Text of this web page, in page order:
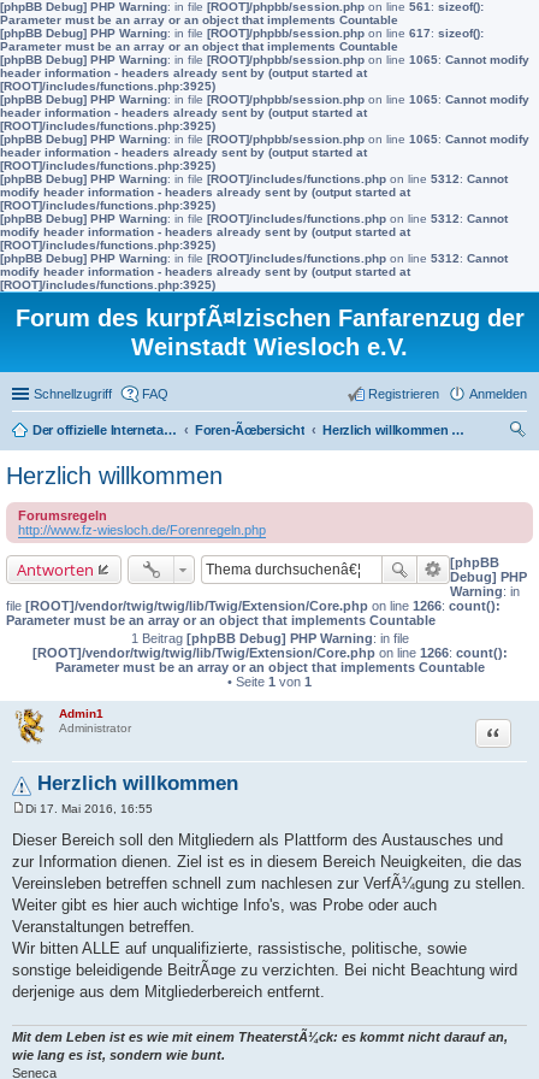
[phpBB Debug] PHP Warning: in file [ROOT]/phpbb/session.php on line 561 : sizeof():
Parameter must be an array or an object that implements Countable
[phpBB Debug] PHP Warning: in file [ROOT]/phpbb/session.php on line 617: sizeof():
Parameter must be an array or an object that implements Countable
[phpBB Debug] PHP Warning: in file [ROOT]/phpbb/session.php on line 1065: Cannot modify
header information - headers already sent by (output started at
[ROOT]/includes/functions.php:3925)
[phpBB Debug] PHP Warning: in file [ROOT]/phpbb/session.php on line 1065: Cannot modify
header information - headers already sent by (output started at
[ROOT]/includes/functions.php:3925)
[phpBB Debug] PHP Warning: in file [ROOT]/phpbb/session.php on line 1065: Cannot modify
header information - headers already sent by (output started at
[ROOT]/includes/functions.php:3925)
[phpBB Debug] PHP Warning: in file [ROOT]/includes/functions.php on line 5312: Cannot
modify header information - headers already sent by (output started at
[ROOT]/includes/functions.php:3925)
[phpBB Debug] PHP Warning: in file [ROOT]/includes/functions.php on line 5312: Cannot
modify header information - headers already sent by (output started at
[ROOT]/includes/functions.php:3925)
[phpBB Debug] PHP Warning: in file [ROOT]/includes/functions.php on line 5312: Cannot
modify header information - headers already sent by (output started at
[ROOT]/includes/functions.php:3925)
Forum des kurpfÃ¤lzischen Fanfarenzug der
Weinstadt Wiesloch e.V.
Schnellzugriff FAQ Anmelden
Registrieren
Der offizielle Internetauftritt des Fanfarenzugs Wiesloch Foren-Ãœbersicht
Herzlich willkommen zum neuen Interna-Bereich des FZ Wiesloch
Herzlich willkommen
Forumsregeln
http://www.fz-wiesloch.de/Forenregeln.php
Antworten
[phpBB
Debug] PHP
Warning: in
file [ROOT]/vendor/twig/twig/lib/Twig/Extension/Core.php on line 1266: count():
Parameter must be an array or an object that implements Countable
1 Beitrag [phpBB Debug] PHP Warning: in file
[ROOT]/vendor/twig/twig/lib/Twig/Extension/Core.phpon line 1266: count():
Parameter must be an array or an object that implements Countable
• Seite 1 von 1
Admin1
Administrator
Herzlich willkommen
Zitat
t
a
g
Di 17. Mai 2016, 16:55
Dieser Bereich soll den Mitgliedern als Plattform des Austausches und
zur Information dienen. Ziel ist es in diesem Bereich Neuigkeiten, die das
Vereinsleben betreffen schnell zum nachlesen zur VerfÃ¼gung zu stellen.
Weiter gibt es hier auch wichtige Info's, was Probe oder auch
Veranstaltungen betreffen.
Wir bitten ALLE auf unqualifizierte, rassistische, politische, sowie
sonstige beleidigende BeitrÃ¤ge zu verzichten. Bei nicht Beachtung wird
derjenige aus dem Mitgliederbereich entfernt.
Mit dem Leben ist es wie mit einem TheaterstÃ¼ck: es kommt nicht darauf an,
wie lang es ist, sondern wie bunt.
Seneca